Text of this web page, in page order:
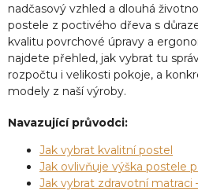
nadčasový vzhled a dlouhá
postele z poctivého dřeva s
kvalitu povrchové úpravy a
najdete přehled, jak vybrat tu
rozpočtu i velikosti pokoje, a
modely z naší výroby.
Navazující průvodci:
Jak vybrat kvalitní postel
Jak ovlivňuje výška postele
Jak vybrat zdravotní matraci